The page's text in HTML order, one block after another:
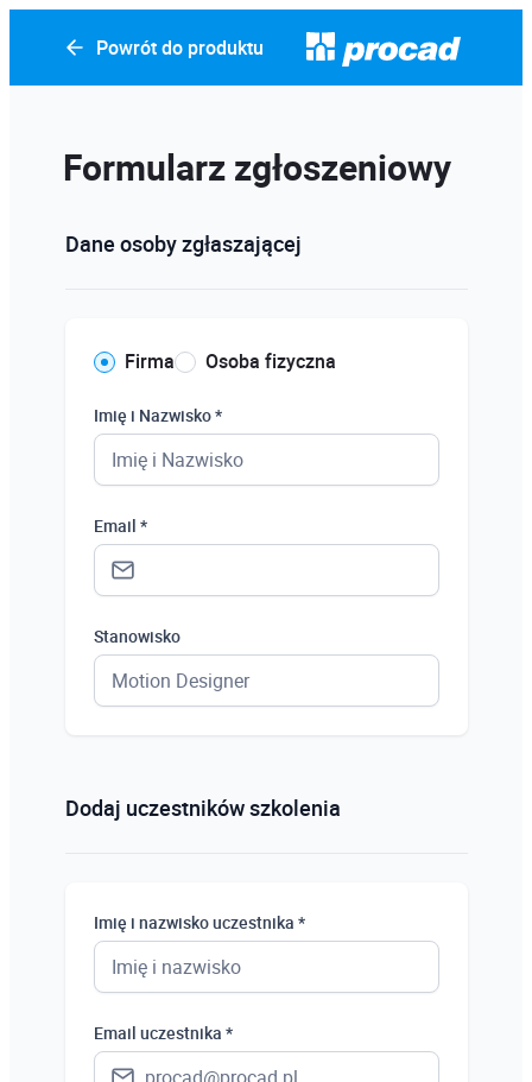
Powrót do produktu
Formularz zgłoszeniowy
Dane osoby zgłaszającej
Firma Osoba fizyczna
Imię i Nazwisko *
Email *
Stanowisko
Dodaj uczestników szkolenia
Imię i nazwisko uczestnika *
Email uczestnika *
Uczeń
Bezrobotny